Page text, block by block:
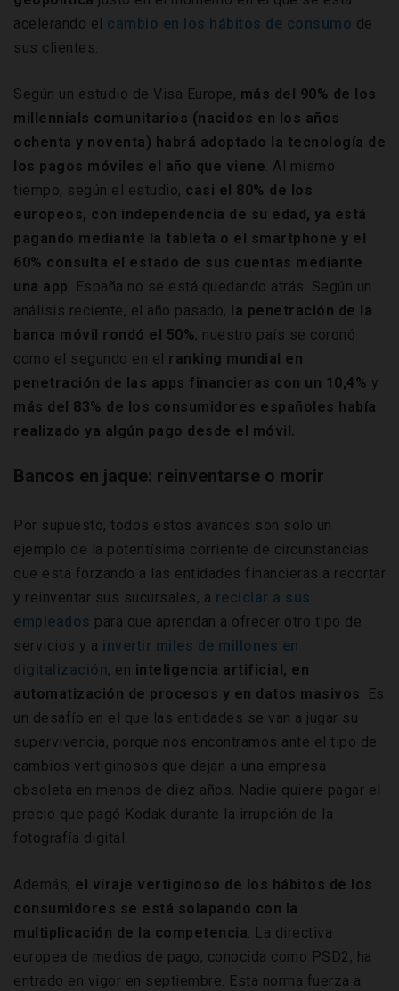
acelerando el cambio en los hábitos de consumo de
sus clientes.
Según un estudio de Visa Europe, más del 90% de los
millennials comunitarios (nacidos en los años
ochenta y noventa) habrá adoptado la tecnología de
los pagos móviles el año que viene. Al mismo
tiempo, según el estudio, casi el 80% de los
europeos, con independencia de su edad, ya está
pagando mediante la tableta o el smartphone y el
60% consulta el estado de sus cuentas mediante
una app. España no se está quedando atrás. Según un
análisis reciente, el año pasado, la penetración de la
banca móvil rondó el 50%, nuestro país se coronó
como el segundo en el ranking mundial en
penetración de las apps financieras con un 10,4% y
más del 83% de los consumidores españoles había
realizado ya algún pago desde el móvil.
Bancos en jaque: reinventarse o morir
Por supuesto, todos estos avances son solo un
ejemplo de la potentísima corriente de circunstancias
que está forzando a las entidades financieras a recortar
y reinventar sus sucursales, a reciclar a sus
empleados para que aprendan a ofrecer otro tipo de
servicios y a invertir miles de millones en
digitalización, en inteligencia artificial, en
automatización de procesos y en datos masivos. Es
un desafío en el que las entidades se van a jugar su
supervivencia, porque nos encontramos ante el tipo de
cambios vertiginosos que dejan a una empresa
obsoleta en menos de diez años. Nadie quiere pagar el
precio que pagó Kodak durante la irrupción de la
fotografía digital.
Además, el viraje vertiginoso de los hábitos de los
consumidores se está solapando con la
multiplicación de la competencia. La directiva
europea de medios de pago, conocida como PSD2, ha
entrado en vigor en septiembre. Esta norma fuerza a